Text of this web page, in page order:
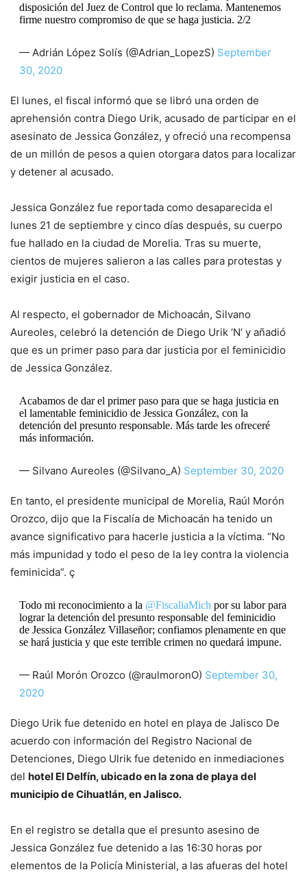
disposición del Juez de Control que lo reclama. Mantenemos
firme nuestro compromiso de que se haga justicia. 2/2
— Adrián López Solís (@Adrian_LopezS) September
30, 2020
El lunes, el fiscal informó que se libró una orden de
aprehensión contra Diego Urik, acusado de participar en el
asesinato de Jessica González, y ofreció una recompensa
de un millón de pesos a quien otorgara datos para localizar
y detener al acusado.
Jessica González fue reportada como desaparecida el
lunes 21 de septiembre y cinco días después, su cuerpo
fue hallado en la ciudad de Morelia. Tras su muerte,
cientos de mujeres salieron a las calles para protestas y
exigir justicia en el caso.
Al respecto, el gobernador de Michoacán, Silvano
Aureoles, celebró la detención de Diego Urik ‘N’ y añadió
que es un primer paso para dar justicia por el feminicidio
de Jessica González.
Acabamos de dar el primer paso para que se haga justicia en
el lamentable feminicidio de Jessica González, con la
detención del presunto responsable. Más tarde les ofreceré
más información.
— Silvano Aureoles (@Silvano_A) September 30, 2020
En tanto, el presidente municipal de Morelia, Raúl Morón
Orozco, dijo que la Fiscalía de Michoacán ha tenido un
avance significativo para hacerle justicia a la víctima. “No
más impunidad y todo el peso de la ley contra la violencia
feminicida”. ç
Todo mi reconocimiento a la @FiscaliaMich por su labor para
lograr la detención del presunto responsable del feminicidio
de Jessica González Villaseñor; confiamos plenamente en que
se hará justicia y que este terrible crimen no quedará impune.
— Raúl Morón Orozco (@raulmoronO) September 30,
2020
Diego Urik fue detenido en hotel en playa de Jalisco De
acuerdo con información del Registro Nacional de
Detenciones, Diego Ulrik fue detenido en inmediaciones
del hotel El Delfín, ubicado en la zona de playa del
municipio de Cihuatlán, en Jalisco.
En el registro se detalla que el presunto asesino de
Jessica González fue detenido a las 16:30 horas por
elementos de la Policía Ministerial, a las afueras del hotel